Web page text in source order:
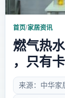
家装攻略
首页/家居资讯
燃气热
，只有
来源：中华家